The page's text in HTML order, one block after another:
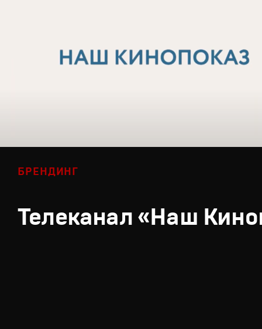
БРЕНДИНГ
Телеканал «Наш